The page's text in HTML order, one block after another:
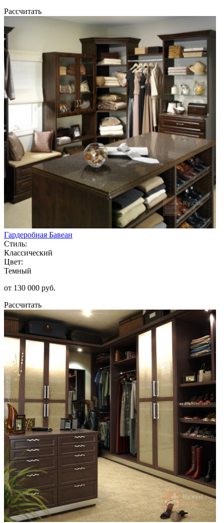
Рассчитать
Гардеробная Бавеан
Стиль:
Классический
Цвет:
Темный
от 130 000 руб.
Рассчитать